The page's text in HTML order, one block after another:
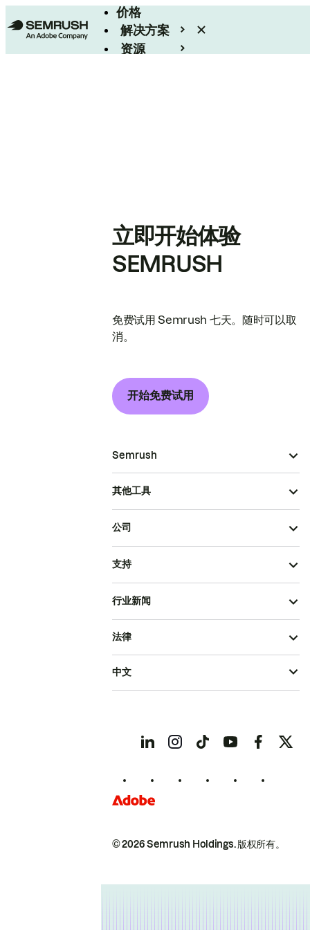
价格
解决方案
资源
立即开始体验
SEMRUSH
免费试用 Semrush 七天。随时可以取
消。
开始免费试用
Semrush
其他工具
公司
支持
行业新闻
© 2026 Semrush Holdings.版权所有。
法律
中文